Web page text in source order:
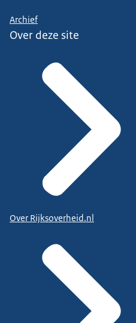
Archief
Over deze site
Over Rijksoverheid.nl